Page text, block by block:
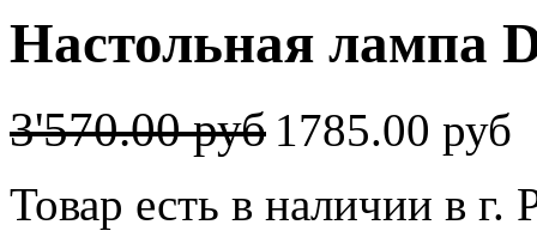
Настольная лампа
3'570.00 руб 1785.00 руб
Товар есть в наличии в г.